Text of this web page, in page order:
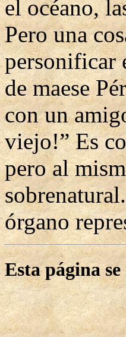
el océano,
Pero una
personificar
de maese
con un
viejo!” Es
pero al
órgano
Esta página